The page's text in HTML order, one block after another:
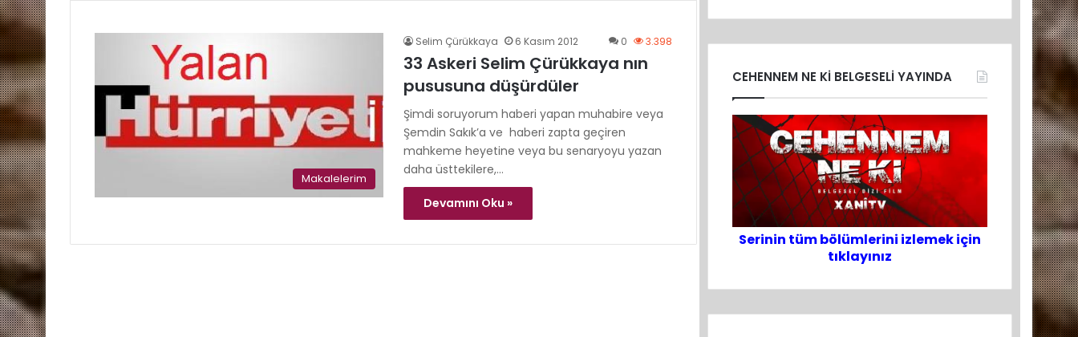
Makalelerim
Selim Çürükkaya 6 Kasım 2012 0 3.398
33 Askeri Selim Çürükkaya nın
pususuna düşürdüler
Şimdi soruyorum haberi yapan muhabire veya
Şemdin Sakık’a ve haberi zapta geçiren
mahkeme heyetine veya bu senaryoyu yazan
daha üsttekilere,…
Devamını Oku »
CEHENNEM NE Kİ BELGESELİ YAYINDA
Serinin tüm bölümlerini izlemek için
tıklayınız